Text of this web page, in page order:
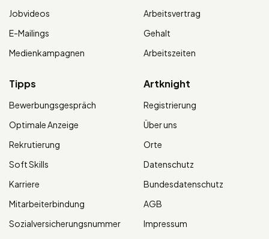
Jobvideos
E-Mailings
Medienkampagnen
Arbeitsvertrag
Gehalt
Arbeitszeiten
Tipps
Bewerbungsgespräch
Optimale Anzeige
Rekrutierung
Soft Skills
Karriere
Mitarbeiterbindung
Sozialversicherungsnummer
Artknight
Registrierung
Über uns
Orte
Datenschutz
Bundesdatenschutz
AGB
Impressum